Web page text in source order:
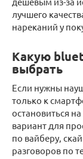
лучшего
нареканий у
Какую
выбрать
Если нужны
только к
остановиться
вариант для
по вайберу,
разговоров по